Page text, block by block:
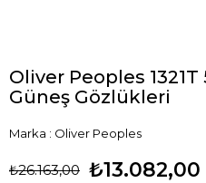
Oliver Peoples
Güneş Gözlükleri
Marka : Oliver Peoples
₺26.163,00 ₺13.082,00